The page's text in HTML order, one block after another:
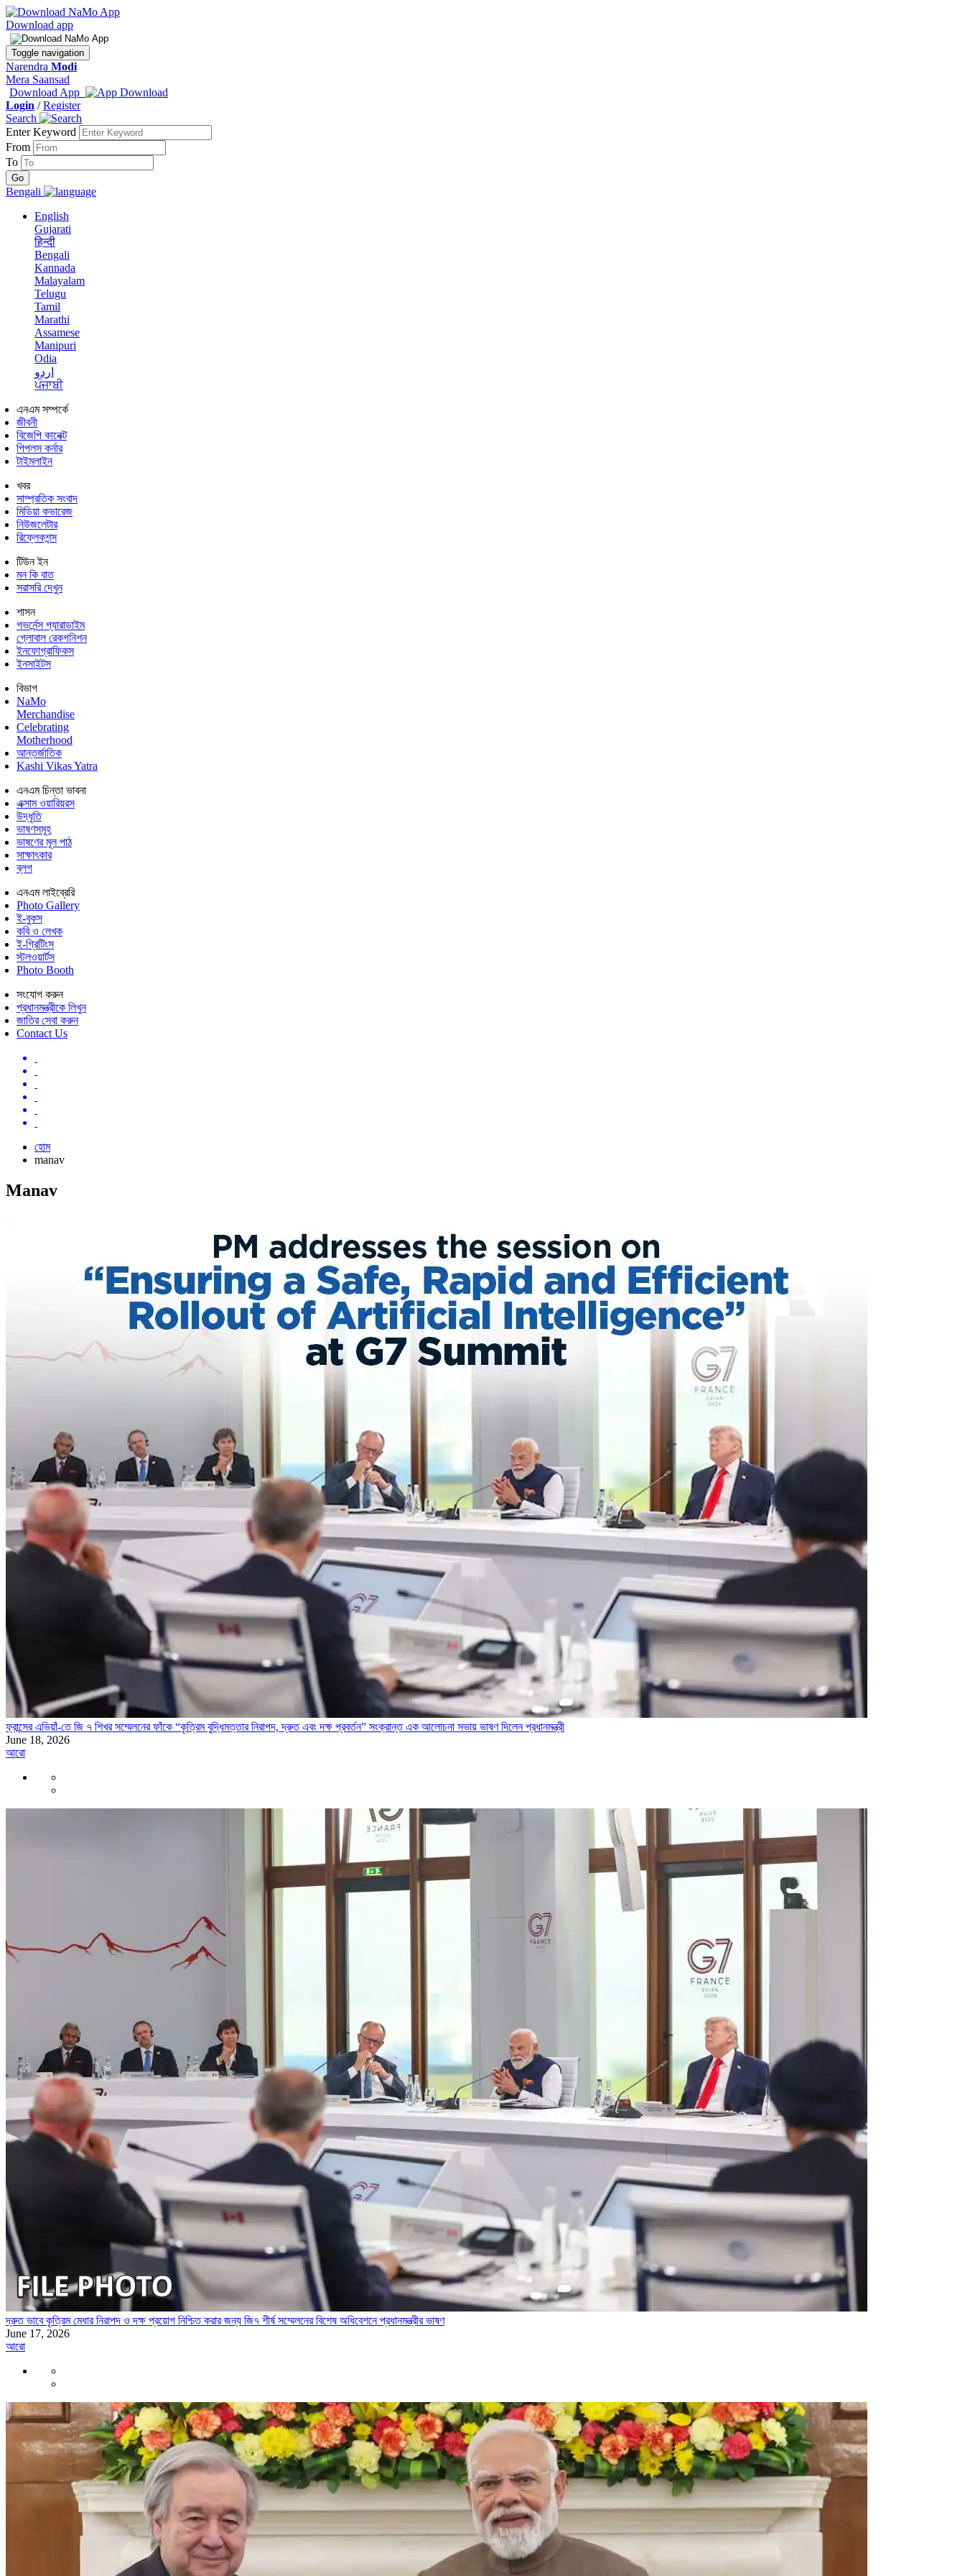
Download app
Toggle navigation
Narendra Modi
Mera Saansad
Download App
Login /Register
Search
Enter Keyword
From
To
Bengali
English
Gujarati
हिन्दी
Bengali
Kannada
Malayalam
Telugu
Tamil
Marathi
Assamese
Manipuri
Odia
اردو
ਪੰਜਾਬੀ
এনএম সম্পর্কে
জীবনী
বিজেপি কানেক্ট
পিপলস কর্নার
টাইমলাইন
খবর
সাম্প্রতিক সংবাদ
মিডিয়া কভারেজ
নিউজলেটার
রিফ্লেকশন্স
টিউন ইন
মন কি বাত
সরাসরি দেখুন
শাসন
গভর্নেন্স প্যারাডাইম
গ্লোবাল রেকগনিশন
ইনফোগ্রাফিকস
ইনসাইটস
বিভাগ
NaMo
Merchandise
Celebrating
Motherhood
আন্তর্জাতিক
Kashi Vikas Yatra
এনএম চিন্তা ভাবনা
এক্সাম ওয়ারিয়রস
উদ্ধৃতি
ভাষণসমূহ
ভাষণের মূল পাঠ
সাক্ষাৎকার
ব্লগ
এনএম লাইব্রেরি
Photo Gallery
ই-বুকস
কবি ও লেখক
ই-গ্রিটিংস
স্টলওয়ার্টস
Photo Booth
সংযোগ করুন
প্রধানমন্ত্রীকে লিখুন
জাতির সেবা করুন
Contact Us
হোম
manav
Manav
ফ্রান্সের এভিয়াঁ-তে জি ৭ শিখর সম্মেলনের ফাঁকে “কৃত্রিম বুদ্ধিমত্তার নিরাপদ, দ্রুত এবং দক্ষ প্রবর্তন” সংক্রান্ত এক আলোচনা সভায় ভাষণ দিলেন প্রধানমন্ত্রী
June 18, 2026
আরো
দ্রুত ভাবে কৃত্রিম মেধার নিরাপদ ও দক্ষ প্রয়োগ নিশ্চিত করার জন্য জি৭ শীর্ষ সম্মেলনের বিশেষ অধিবেশনে প্রধানমন্ত্রীর ভাষণ
June 17, 2026
আরো